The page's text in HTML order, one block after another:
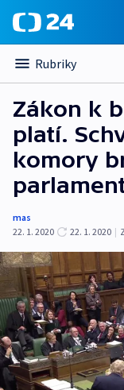
Rubriky
Zákon k
platí.
komory
mas
22. 1. 2020
22. 1. 2020 |